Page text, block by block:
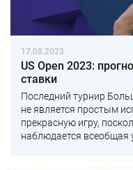
17.08.2023
US Open 2023:
ставки
Последний турнир
не является простым
прекрасную игру,
наблюдается всеобщая